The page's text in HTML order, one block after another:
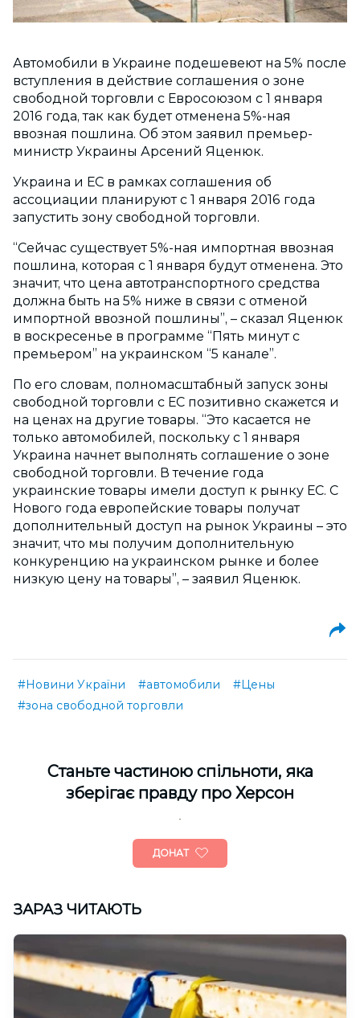
Автомобили в Украине подешевеют на 5% после
вступления в действие соглашения о зоне
свободной торговли с Евросоюзом с 1 января
2016 года, так как будет отменена 5%-ная
ввозная пошлина. Об этом заявил премьер-
министр Украины Арсений Яценюк.
Украина и ЕС в рамках соглашения об
ассоциации планируют с 1 января 2016 года
запустить зону свободной торговли.
“Сейчас существует 5%-ная импортная ввозная
пошлина, которая с 1 января будут отменена. Это
значит, что цена автотранспортного средства
должна быть на 5% ниже в связи с отменой
импортной ввозной пошлины”, – сказал Яценюк
в воскресенье в программе “Пять минут с
премьером” на украинском “5 канале”.
По его словам, полномасштабный запуск зоны
свободной торговли с ЕС позитивно скажется и
на ценах на другие товары. “Это касается не
только автомобилей, поскольку с 1 января
Украина начнет выполнять соглашение о зоне
свободной торговли. В течение года
украинские товары имели доступ к рынку ЕС. С
Нового года европейские товары получат
дополнительный доступ на рынок Украины – это
значит, что мы получим дополнительную
конкуренцию на украинском рынке и более
низкую цену на товары”, – заявил Яценюк.
#Новини України #автомобили
#Цены
#зона свободной торговли
Cтаньте частиною спільноти, яка
зберігає правду про Херсон
ДОНАТ
ЗАРАЗ ЧИТАЮТЬ